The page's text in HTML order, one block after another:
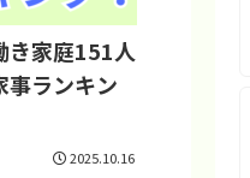
き家庭151人
事ランキン
2025.10.16